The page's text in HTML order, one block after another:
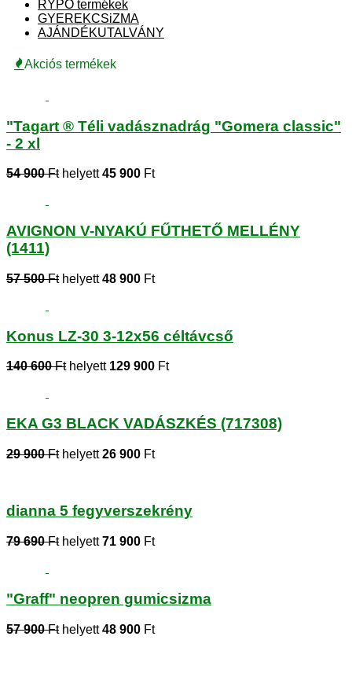
RYPO termékek
GYEREKCSiZMA
AJÁNDÉKUTALVÁNY
Akciós termékek
"Tagart ® Téli vadásznadrág "Gomera classic"
- 2 xl
54 900 Fthelyett45 900 Ft
AVIGNON V-NYAKÚ FŰTHETŐ MELLÉNY
(1411)
57 500 Fthelyett48 900 Ft
Konus LZ-30 3-12x56 céltávcső
140 600 Fthelyett 129 900 Ft
EKA G3 BLACK VADÁSZKÉS (717308)
29 900 Fthelyett26 900 Ft
dianna 5 fegyverszekrény
79 690 Fthelyett71 900 Ft
"Graff" neopren gumicsizma
57 900 Fthelyett48 900 Ft